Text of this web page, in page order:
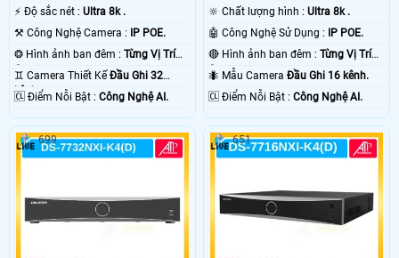
️⚡ Độ sắc nét : Ultra 8k .
⚒ Công Nghệ Camera : IP POE.
❂ Hình ảnh ban đêm : Từng Vị Trí
Camera .
♊ Camera Thiết KếĐầu Ghi 32
kênh.
️🆑 Điểm Nỗi Bật : Công Nghệ AI.
🔆 Chất lượng hình :Ultra 8k .
🤖️ Công Nghệ Sử Dụng : IP POE.
🔴 Hình ảnh ban đêm :Từng Vị Trí
Camera .
🐜 Mẫu CameraĐầu Ghi 16 kênh.
️🆑 Điểm Nỗi Bật :Công Nghệ AI.
699 651